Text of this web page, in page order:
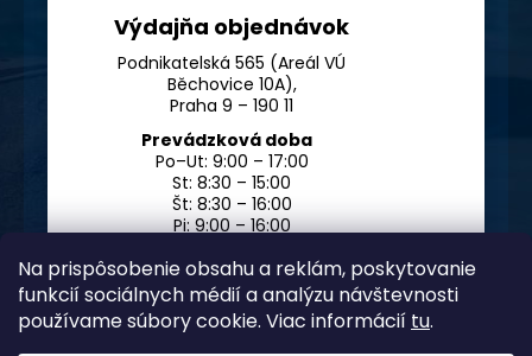
Na prispôsobenie obsahu a reklám, poskytovanie
funkcií sociálnych médií a analýzu návštevnosti
používame súbory cookie. Viac informácií tu.
Výdajňa objednávok
Podnikatelská 565 (Areál VÚ
Běchovice 10A),
Praha 9 – 190 11
Prevádzková doba
Po–Ut: 9:00 – 17:00
St: 8:30 – 15:00
Št: 8:30 – 16:00
Pi: 9:00 – 16:00